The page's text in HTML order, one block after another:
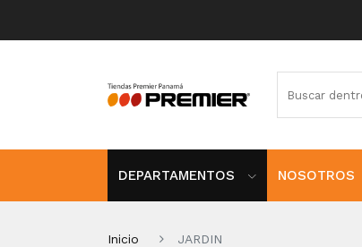
DEPARTAMENTOS NOSOTROS
Inicio JARDIN